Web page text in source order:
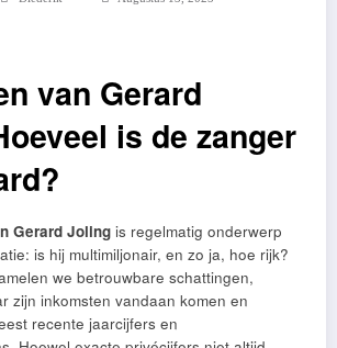
van Gerard
is de zanger
Gerard Joling is regelmatig onderwerp
is hij multimiljonair, en zo ja, hoe rijk?
we betrouwbare schattingen,
zijn inkomsten vandaan komen en
recente jaarcijfers en